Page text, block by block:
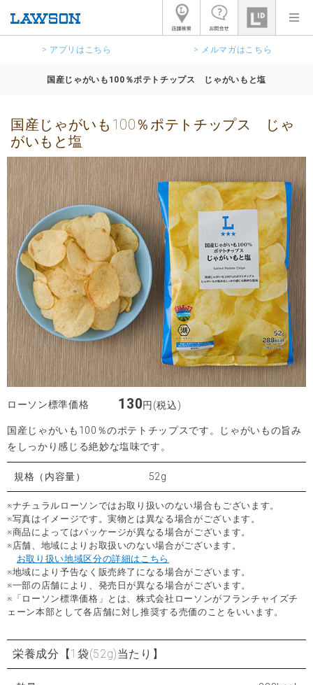
> アプリはこちら > メルマガはこちら
国産じゃがいも100％ポテトチップス じゃがいもと塩
国産じゃがいも100％ポテトチップス じゃ
がいもと塩
ローソン標準価格 130円(税込)
国産じゃがいも100％のポテトチップスです。じゃがいもの旨み
をしっかり感じる絶妙な塩味です。
規格（内容量） 52g
※ナチュラルローソンではお取り扱いのない場合もございます。
※写真はイメージです。実物とは異なる場合がございます。
※商品によってはパッケージが異なる場合がございます。
※店舗、地域によりお取扱いのない場合がございます。
お取り扱い地域区分の詳細はこちら
※地域により予告なく販売終了になる場合がございます。
※一部の店舗により、発売日が異なる場合がございます。
※「ローソン標準価格」とは、株式会社ローソンがフランチャイズチ
ェーン本部として各店舗に対し推奨する売価のことをいいます。
栄養成分 【1袋(52g)当たり】